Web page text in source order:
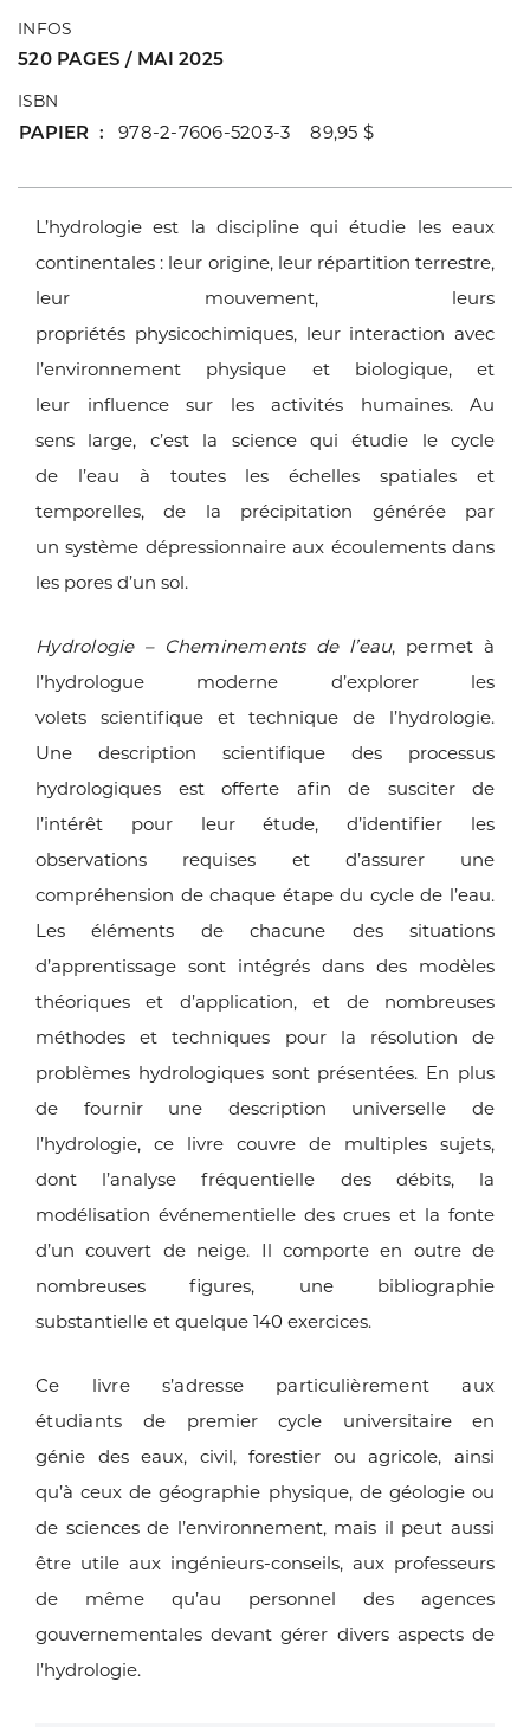
INFOS
520 PAGES / MAI 2025
ISBN
PAPIER 978-2-7606-5203-3 89,95 $
L’hydrologie est la discipline qui étudie les eaux
continentales : leur origine, leur répartition terrestre,
leur mouvement, leurs
propriétés physicochimiques, leur interaction avec
l’environnement physique et biologique, et
leur influence sur les activités humaines. Au
sens large, c’est la science qui étudie le cycle
de l’eau à toutes les échelles spatiales et
temporelles,de la précipitation générée par
unsystème dépressionnaire aux écoulementsdans
les pores d’un sol.
Hydrologie – Cheminements de l’eau, permetà
l’hydrologue moderne d’explorer les
volets scientifique et technique de l’hydrologie.
Une description scientifique des processus
hydrologiques est offerte afin de susciter de
l’intérêt pour leur étude, d’identifier les
observations requises et d’assurer une
compréhension dechaque étape du cycle de l’eau.
Les éléments de chacune des situations
d’apprentissage sont intégrés dans des modèles
théoriques et d’application, et de nombreuses
méthodes ettechniques pour la résolution de
problèmes hydrologiques sont présentées. En plus
de fournir une description universelle de
l’hydrologie, ce livre couvre de multiples sujets,
dont l’analyse fréquentielle des débits, la
modélisation événementielle des crues et la fonte
d’uncouvert de neige. Il comporte en outre de
nombreusesfigures, une bibliographie
substantielle et quelque 140 exercices.
Ce livre s’adresse particulièrement aux
étudiants de premier cycle universitaire en
génie des eaux, civil, forestier ou agricole, ainsi
qu’àceux de géographie physique, de géologieou
de sciences de l’environnement, mais il peut aussi
être utile aux ingénieurs-conseils, aux professeurs
de même qu’au personnel des agences
gouvernementales devant gérer divers aspects de
l’hydrologie.